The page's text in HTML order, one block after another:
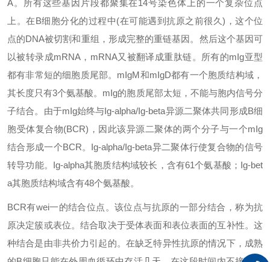
A。所有这些基因片段都聚集在14号染色体上的一个复杂位点
上。在B细胞分化的过程中(在可能遇到抗原之前很久)，这个位
点的DNA被切割和重组，形成完整的重链基因。然后这个基因可
以被转录成mRNA，mRNA又被翻译成重肽链。所有的mIg亚型
都有非常短的细胞质尾部。mIgM和mIgD都有一个胞质结构域，
其长度只有3个氨基酸。mIg的胞质尾部太短，不能与胞内信号分
子结合。由于mIg始终与Ig-alpha/Ig-beta异源二聚体共同形成B细
胞受体复合物(BCR)，因此该异源二聚体的两个分子与一个mIg
结合形成一个BCR。Ig-alpha/Ig-beta异二聚体行使复合物的信号
转导功能。Ig-alpha其胞质结构域较长，含有61个氨基酸；Ig-bet
a其胞质结构域含有48个氨基酸。
BCR有wei一的结合位点。该位点与抗原的一部分结合，称为抗
原决定簇或表位。结合取决于受体表面和表位表面的互补性。这
种结合是由非共价力引起的。在缺乏特异性抗原的情况下，成熟